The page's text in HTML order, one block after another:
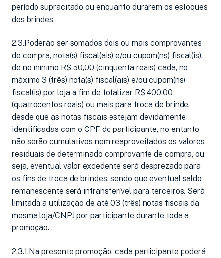
período supracitado ou enquanto durarem os estoques
dos brindes.
2.3.Poderão ser somados dois ou mais comprovantes
de compra, nota(s) fiscal(ais) e/ou cupom(ns) fiscal(is),
de no mínimo R$ 50,00 (cinquenta reais) cada, no
máximo 3 (três) nota(s) fiscal(ais) e/ou cupom(ns)
fiscal(is) por loja a fim de totalizar R$ 400,00
(quatrocentos reais) ou mais para troca de brinde,
desde que as notas fiscais estejam devidamente
identificadas com o CPF do participante, no entanto
não serão cumulativos nem reaproveitados os valores
residuais de determinado comprovante de compra, ou
seja, eventual valor excedente será desprezado para
os fins de troca de brindes, sendo que eventual saldo
remanescente será intransferível para terceiros. Será
limitada a utilização de até 03 (três) notas fiscais da
mesma loja/CNPJ por participante durante toda a
promoção.
2.3.1.Na presente promoção, cada participante poderá